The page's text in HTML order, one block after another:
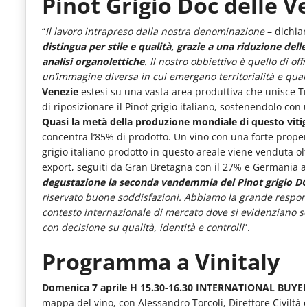
le
novità
del
comparto
Horeca.
“Il lavoro intrapreso dalla nostra denominazione–
distingua per stile e qualità, grazie a una riduzione
analisi organolettiche. Il nostro obbiettivo è quello di
un’immagine diversa in cui emergano territorialità e
Venezie estesi su una vasta area produttiva che unisce
di riposizionare il Pinot grigio italiano, sostenendolo
Quasi la metà della produzione mondiale di questo
concentra l’85% di prodotto. Un vino con una forte
grigio italiano prodotto in questo areale viene venduta
export, seguiti da Gran Bretagna con il 27% e Germania
degustazione la seconda vendemmia del Pinot grigio
riservato buone soddisfazioni. Abbiamo la grande
contesto internazionale di mercato dove si
con decisione su qualità, identità e controlli”.
Programma a Vinitaly
Domenica 7 aprile H 15.30-16.30 INTERNATIONAL
mappa del vino, con Alessandro Torcoli, Direttore Civiltà